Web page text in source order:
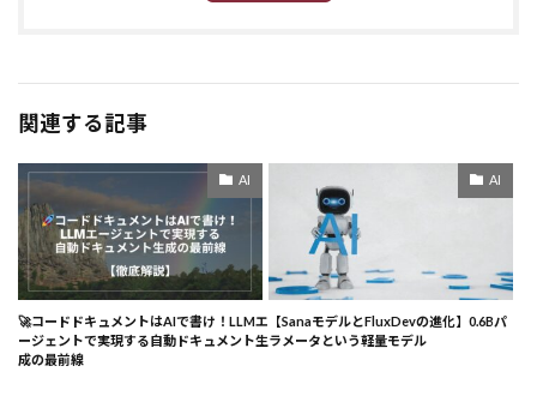
関連する記事
AI
🚀コードドキュメントはAIで書け！LLMエ
ージェントで実現する自動ドキュメント生
成の最前線
AI
【SanaモデルとFluxDevの進化】0.6Bパ
ラメータという軽量モデル